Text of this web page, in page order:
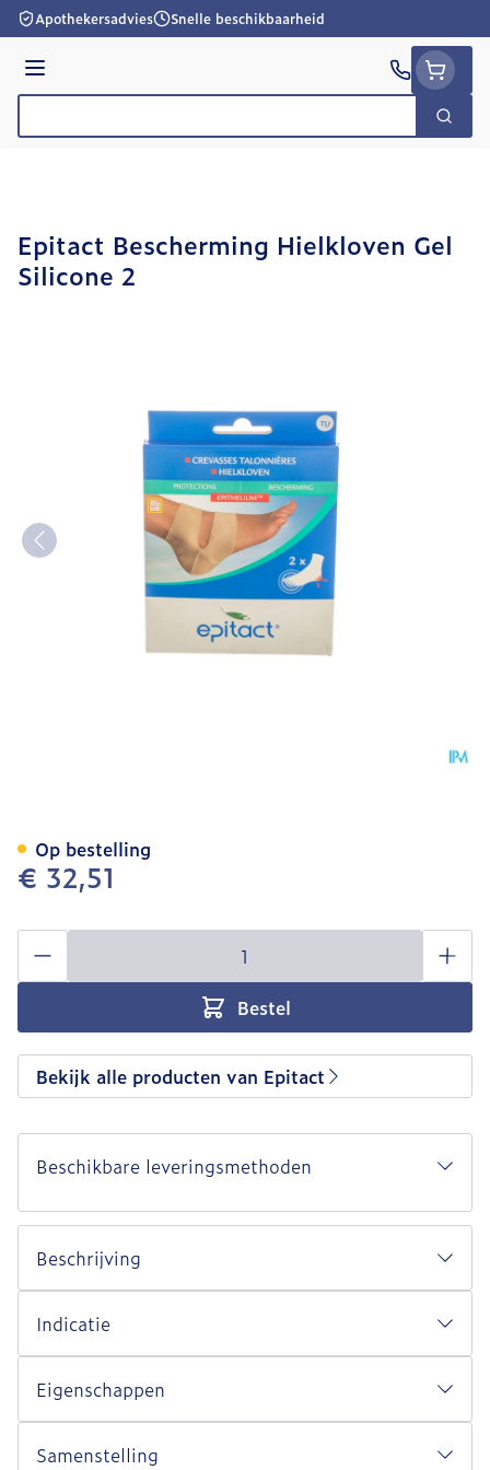
Ga naar de inhoud
Apothekersadvies Snelle beschikbaarheid
Menu
Zoek
Epitact Bescherming Hielkloven Gel
Silicone 2
€ 32,51
Aantal
Bestel
Op bestelling
Bekijk alle producten van Epitact
Beschikbare leveringsmethoden
Beschrijving
Indicatie
Eigenschappen
Samenstelling